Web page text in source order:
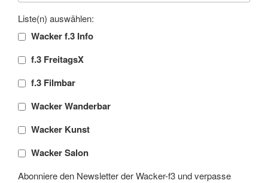
Liste(n) auswählen:
Wacker f.3 Info
f.3 FreitagsX
f.3 Filmbar
Wacker Wanderbar
Wacker Kunst
Wacker Salon
Abonniere den Newsletter der Wacker-f3 und verpasse